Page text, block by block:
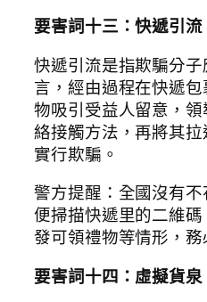
要害詞十三：快遞引流
快遞引流是指欺騙分
言，經由過程在快遞
物吸引受益人留意，
絡接觸方法，再將其
實行欺騙。
警方提醒：全國沒有
便掃描快遞里的二維
發可領禮物等情形，務
要害詞十四：虛擬貨泉